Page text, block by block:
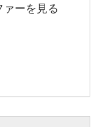
ァーを見る